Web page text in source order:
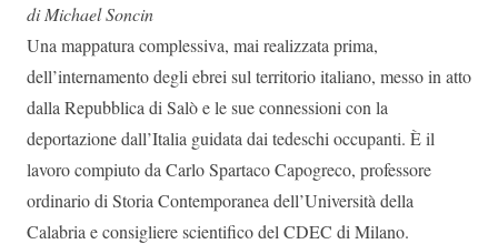
di Michael Soncin
Una mappatura complessiva, mai realizzata prima,
dell’internamento degli ebrei sul territorio italiano, messo in atto
dalla Repubblica di Salò e le sue connessioni con la
deportazione dall’Italia guidata dai tedeschi occupanti. È il
lavoro compiuto da Carlo Spartaco Capogreco, professore
ordinario di Storia Contemporanea dell’Università della
Calabria e consigliere scientifico del CDEC di Milano.